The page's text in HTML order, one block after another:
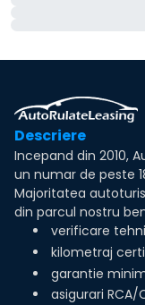
Descriere
Incepand din 2010,
un numar de peste
Majoritatea
din parcul nostru
verificare
kilometraj
garantie
asigurari RCA/